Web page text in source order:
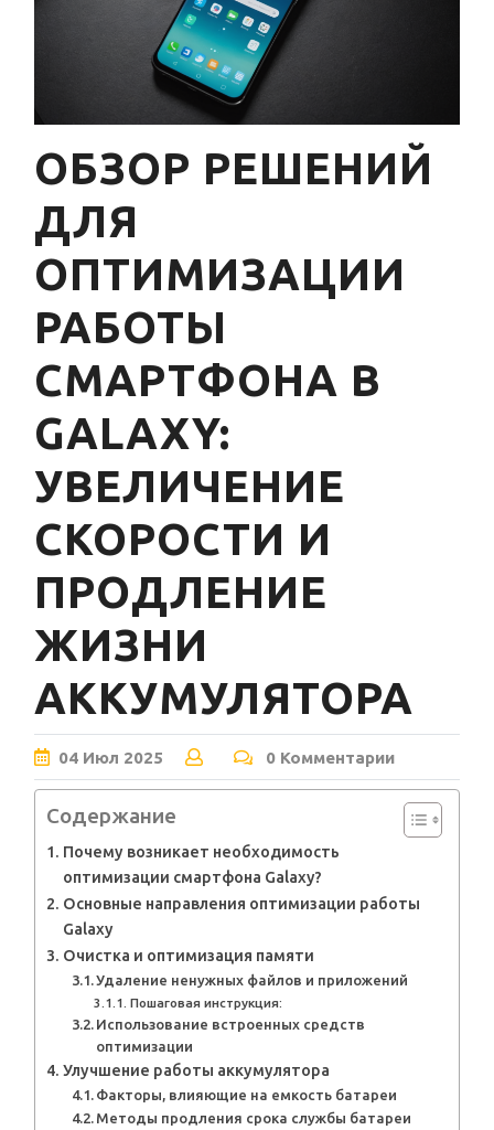
ОБЗОР РЕШЕНИЙ
ДЛЯ
ОПТИМИЗАЦИИ
РАБОТЫ
СМАРТФОНА В
GALAXY:
УВЕЛИЧЕНИЕ
СКОРОСТИ И
ПРОДЛЕНИЕ
ЖИЗНИ
АККУМУЛЯТОРА
04 Июл 2025 0 Комментарии
Содержание
Почему возникает необходимость
оптимизации смартфона Galaxy?
Основные направления оптимизации работы
Galaxy
Очистка и оптимизация памяти
Удаление ненужных файлов и приложений
Пошаговая инструкция:
Использование встроенных средств
оптимизации
Улучшение работы аккумулятора
Факторы, влияющие на емкость батареи
Методы продления срока службы батареи